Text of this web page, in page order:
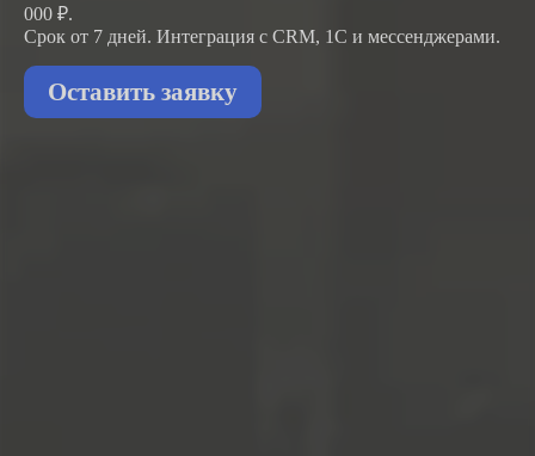
000 ₽.
Срок от 7 дней. Интеграция с CRM, 1С и мессенджерами.
Оставить заявку